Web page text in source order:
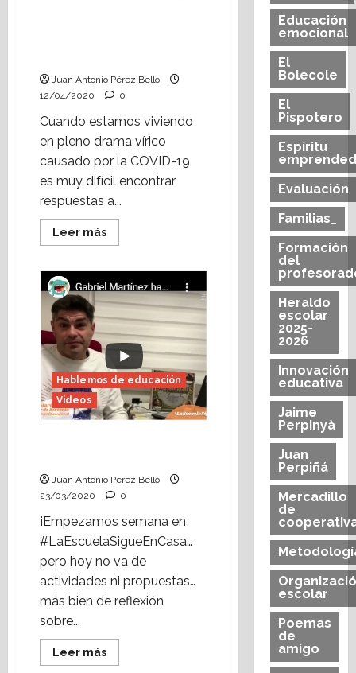
Juan Antonio Pérez Bello
12/04/2020
0
Cuando estamos viviendo
en pleno drama vírico
causado por la COVID-19
es muy difícil encontrar
respuestas a...
Leer másLeer
más
Tonucci
y
cómo
educar
durante
la
cuarentena.
Hablemos de educación
Videos
Juan Antonio Pérez Bello
23/03/2020
0
¡Empezamos semana en
#LaEscuelaSigueEnCasa…
pero hoy no va de
actividades ni propuestas…
más bien de reflexión
sobre...
Leer másLeer
más
Educación
emocional
El
Bolecole
El
Pispotero
Espíritu
Evaluación
Familias_
Formación
del
Heraldo
escolar
2025-
2026
Innovación
educativa
Jaime
Perpinyà
Juan
Perpiñá
Mercadillo
de
escolar
Poemas
de
amigo